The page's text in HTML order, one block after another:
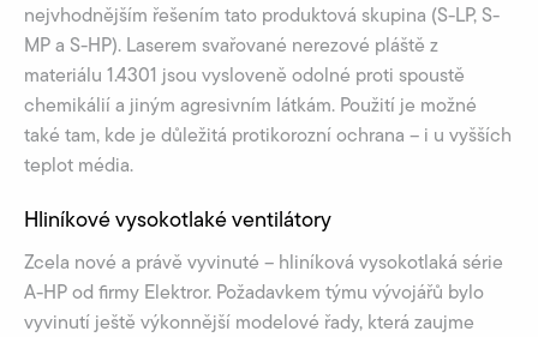
nejvhodnějším řešením tato produktová skupina (S-LP, S-
MP a S-HP). Laserem svařované nerezové pláště z
materiálu 1.4301 jsou vysloveně odolné proti spoustě
chemikálií a jiným agresivním látkám. Použití je možné
také tam, kde je důležitá protikorozní ochrana – i u vyšších
teplot média.
Hliníkové vysokotlaké ventilátory
Zcela nové a právě vyvinuté – hliníková vysokotlaká série
A-HP od firmy Elektror. Požadavkem týmu vývojářů bylo
vyvinutí ještě výkonnější modelové řady, která zaujme